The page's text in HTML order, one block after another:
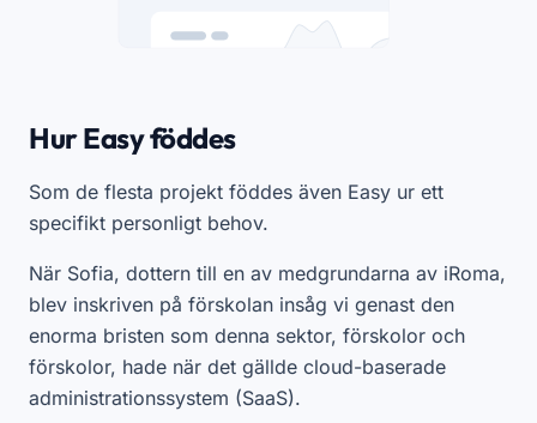
Hur Easy föddes
Som de flesta projekt föddes även Easy ur ett
specifikt personligt behov.
När Sofia, dottern till en av medgrundarna av iRoma,
blev inskriven på förskolan insåg vi genast den
enorma bristen som denna sektor, förskolor och
förskolor, hade när det gällde cloud-baserade
administrationssystem (SaaS).